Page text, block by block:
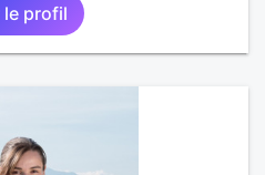
le profil